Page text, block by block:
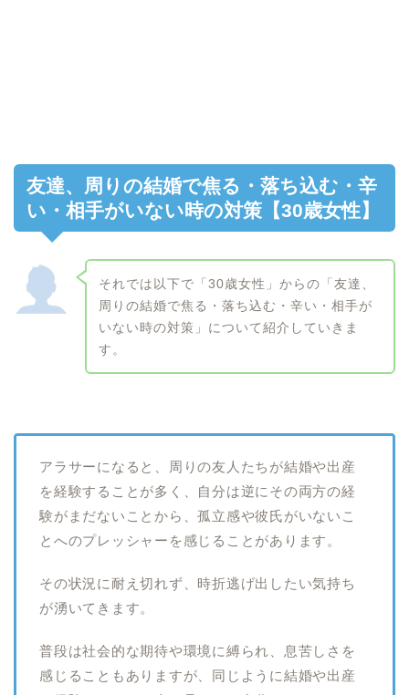
友達、周りの結婚で焦る・落ち込む・辛
い・相手がいない時の対策【30歳女性】
それでは以下で「30歳女性」からの「友達、
周りの結婚で焦る・落ち込む・辛い・相手が
いない時の対策」について紹介していきま
す。
アラサーになると、周りの友人たちが結婚や出産
を経験することが多く、自分は逆にその両方の経
験がまだないことから、孤立感や彼氏がいないこ
とへのプレッシャーを感じることがあります。
その状況に耐え切れず、時折逃げ出したい気持ち
が湧いてきます。
普段は社会的な期待や環境に縛られ、息苦しさを
感じることもありますが、同じように結婚や出産